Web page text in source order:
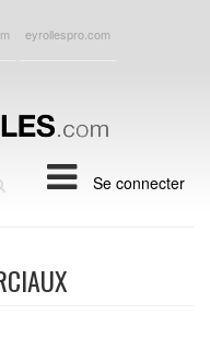
eyrollespro.com
Se connecter